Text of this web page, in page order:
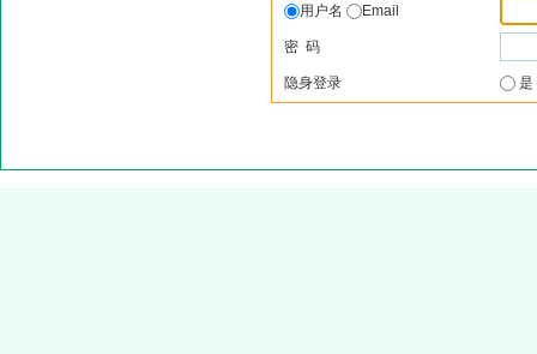
用户名
Email
密 码
隐身登录